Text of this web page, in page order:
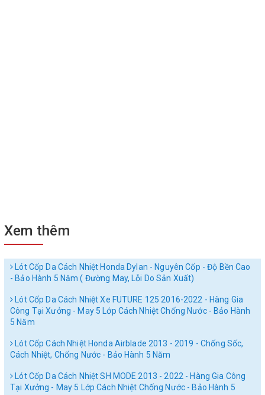
Xem thêm
Lót Cốp Da Cách Nhiệt Honda Dylan - Nguyên Cốp - Độ Bền Cao
- Bảo Hành 5 Năm ( Đường May, Lỗi Do Sản Xuất)
Lót Cốp Da Cách Nhiệt Xe FUTURE 125 2016-2022 - Hàng Gia
Công Tại Xưởng - May 5 Lớp Cách Nhiệt Chống Nước - Bảo Hành
5 Năm
Lót Cốp Cách Nhiệt Honda Airblade 2013 - 2019 - Chống Sốc,
Cách Nhiệt, Chống Nước - Bảo Hành 5 Năm
Lót Cốp Da Cách Nhiệt SH MODE 2013 - 2022 - Hàng Gia Công
Tại Xưởng - May 5 Lớp Cách Nhiệt Chống Nước - Bảo Hành 5